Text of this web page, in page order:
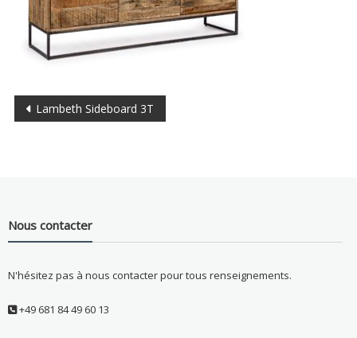
Navigation
Lambeth Sideboard 3T
Nous contacter
N'hésitez pas à nous contacter pour tous renseignements.
+49 681 84 49 60 13